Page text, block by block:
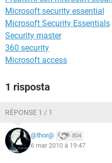
Microsoft security essential
Microsoft Security Essentials
Security master
360 security
Microsoft access
1 risposta
RÉPONSE 1 / 1
@thor@ 804
6 mar 2010 à 19:47